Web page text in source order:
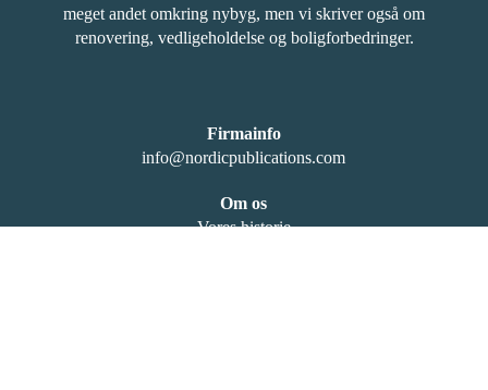
meget andet omkring nybyg, men vi skriver også om
renovering, vedligeholdelse og boligforbedringer.
Firmainfo
info@nordicpublications.com
Om os
Vores historie